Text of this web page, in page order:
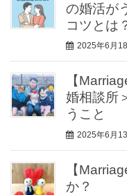
の婚活が
コツとは
2025年6月
【
婚相談所
うこと
2025年6月
【
か？